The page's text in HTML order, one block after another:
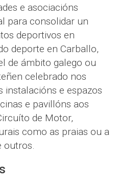
e asociacións
para consolidar un
deportivos en
deporte en Carballo,
de ámbito galego ou
celebrado nos
instalacións e espazos
e pavillóns aos
de Motor,
como as praias ou a
outros.